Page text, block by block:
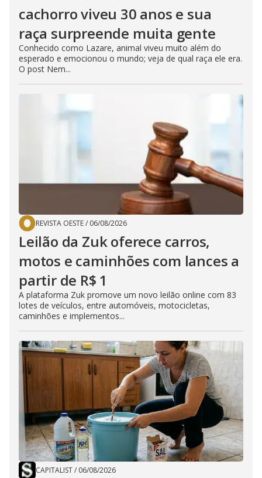
cachorro viveu 30 anos e sua
raça surpreende muita gente
Conhecido como Lazare, animal viveu muito além do
esperado e emocionou o mundo; veja de qual raça ele era.
O post Nem...
REVISTA OESTE/ 06/08/2026
Leilão da Zuk oferece carros,
motos e caminhões com lances a
partir de R$ 1
A plataforma Zuk promove um novo leilão online com 83
lotes de veículos, entre automóveis, motocicletas,
caminhões e implementos...
CAPITALIST/ 06/08/2026